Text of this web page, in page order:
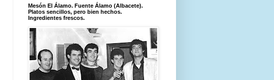
Mesón El Álamo. Fuente Álamo (Albacete).
Platos sencillos, pero bien hechos.
Ingredientes frescos.